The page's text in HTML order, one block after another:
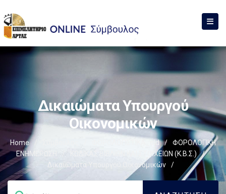
Δικαιώματα Υπουργού
Οικονομικών
Home / ΦΟΡΟΛΟΓΙΣΤΙΚΑ_old /
ΦΟΡΟΛΟΓΙΚΗ
ΕΝΗΜΕΡΩΣΗ
ΚΩΔΙΚΑΣ ΒΙΒΛΙΩΝ ΚΑΙ ΣΤΟΙΧΕΙΩΝ (Κ.Β.Σ.)
/
Δικαιώματα Υπουργού Οικονομικών
/